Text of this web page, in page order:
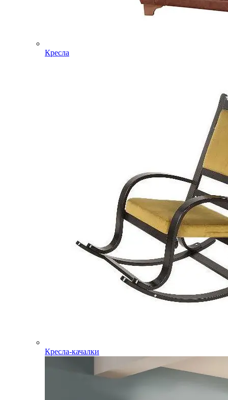
Кресла
Кресла-качалки